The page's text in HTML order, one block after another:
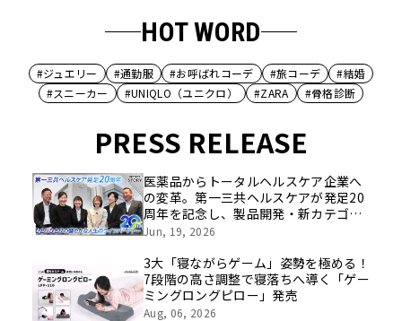
HOT WORD
#ジュエリー #通勤服 #お呼ばれコーデ #旅コーデ
#結婚
#スニーカー
#UNIQLO（ユニクロ） #ZARA #骨格診断
PRESS RELEASE
医薬品からトータルヘルスケア企業へ
の変革。第一三共ヘルスケアが発足20
周年を記念し、製品開発・新カテゴリ
挑戦の舞台や旧社統合時のエピソード
像を公開！
Jun, 19, 2026
3大「寝ながらゲーム」姿勢を極める！
7段階の高さ調整で寝落ちへ導く「ゲー
ミングロングピロー」発売
Aug, 06, 2026